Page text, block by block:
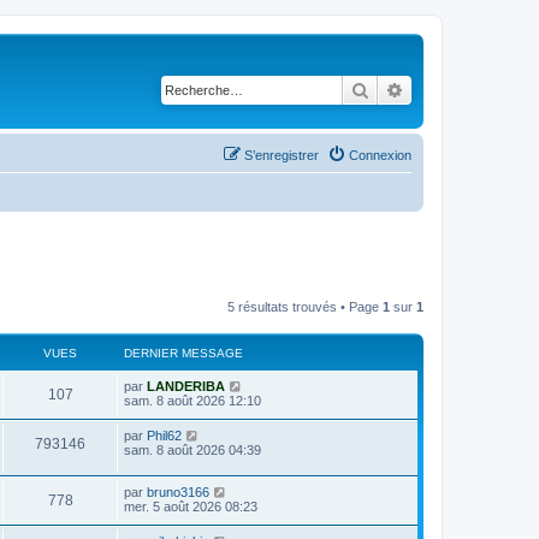
Rechercher
Connexion
S’enregistrer
5 résultats trouvés • Page 1 sur 1
VUES DERNIER MESSAGE
107V
u
D
e
i
e
e
s
s
par LANDERIBA
sam. 8 août 2026 12:10
793146
u
D
e
n
i
e
par Phil62
sam. 8 août 2026 04:39
778V
u
D
e
par bruno3166
mer. 5 août 2026 08:23